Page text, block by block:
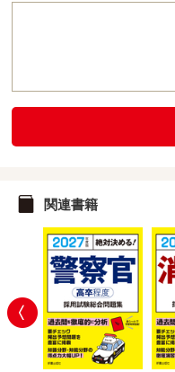
関連書籍